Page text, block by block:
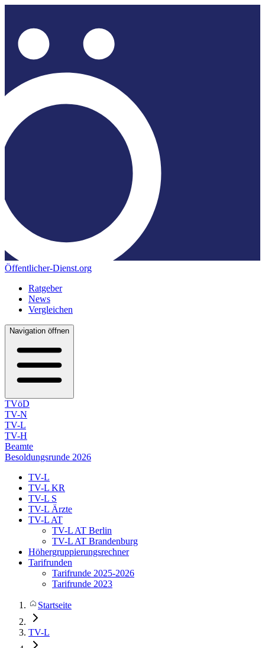
Öffentlicher-Dienst.org
Ratgeber
News
Vergleichen
Navigation öffnen
TVöD
TV-N
TV-L
TV-H
Beamte
Besoldungsrunde 2026
TV-L
TV-L KR
TV-L S
TV-L Ärzte
TV-L AT
TV-L AT Berlin
TV-L AT Brandenburg
Höhergruppierungsrechner
Tarifrunden
Tarifrunde 2025-2026
Tarifrunde 2023
Startseite
TV-L